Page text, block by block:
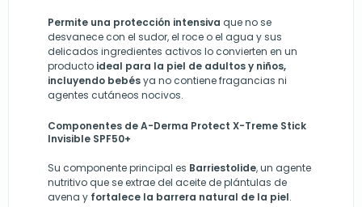
Permite una protección intensiva que no se
desvanece con el sudor, el roce o el agua y sus
delicados ingredientes activos lo convierten en un
producto ideal para la piel de adultos y niños,
incluyendo bebésya no contiene fragancias ni
agentes cutáneos nocivos.
Componentes de A-Derma Protect X-Treme Stick
Invisible SPF50+
Su componente principal es Barriestolide, un agente
nutritivo que se extrae del aceite de plántulas de
avena y fortalece la barrera natural de la piel.